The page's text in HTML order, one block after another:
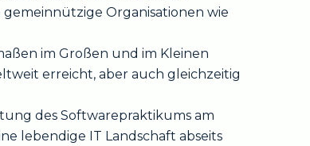
Organisationen wie
im Großen und im Kleinen
erreicht, aber auch gleichzeitig
des Softwarepraktikums am
lebendige IT Landschaft abseits